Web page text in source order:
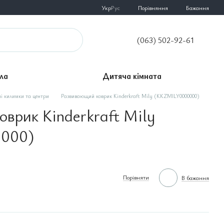
УкрРус Порівняння Бажання
(063) 502-92-61
Дитяча кімната
килимки та центри Развивающий коврик Kinderkraft Mily (KKZMILY0000000)
Kinderkraft Mily
Порівняти В бажання